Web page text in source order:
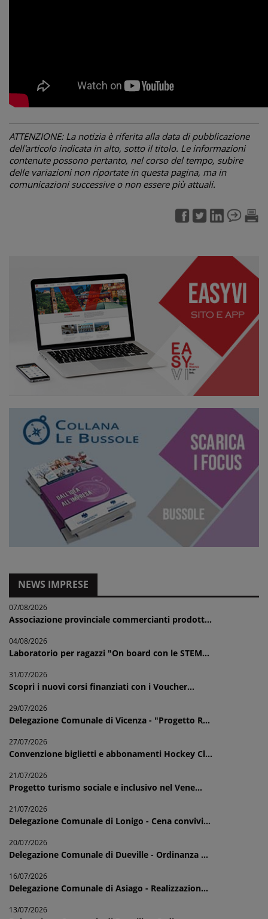
ATTENZIONE: La notizia è riferita alla data di pubblicazione
dell'articolo indicata in alto, sotto il titolo. Le informazioni
contenute possono pertanto, nel corso del tempo, subire
delle variazioni non riportate in questa pagina, ma in
comunicazioni successive o non essere più attuali.
NEWS IMPRESE
07/08/2026
Associazione provinciale commercianti prodott...
04/08/2026
Laboratorio per ragazzi "On board con le STEM...
31/07/2026
Scopri i nuovi corsi finanziati con i Voucher...
29/07/2026
Delegazione Comunale di Vicenza - "Progetto R...
27/07/2026
Convenzione biglietti e abbonamenti Hockey Cl...
21/07/2026
Progetto turismo sociale e inclusivo nel Vene...
21/07/2026
Delegazione Comunale di Lonigo - Cena convivi...
20/07/2026
Delegazione Comunale di Dueville - Ordinanza ...
16/07/2026
Delegazione Comunale di Asiago - Realizzazion...
13/07/2026